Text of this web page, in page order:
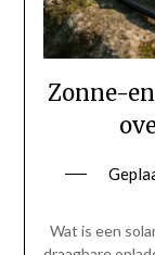
Zonne-
Wat is een